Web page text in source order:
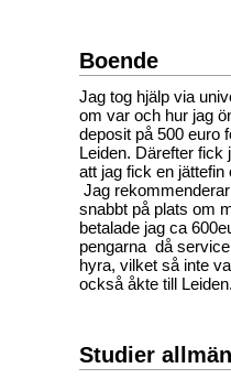
Boende
Jag tog hjälp via
om var och hur jag
deposit på 500 euro
Leiden. Därefter fick
att jag fick en
Jag
snabbt på plats om
betalade jag ca
pengarna då
hyra, vilket så inte
också åkte till
Studier